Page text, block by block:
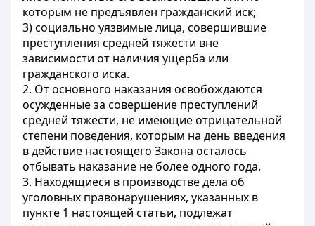
которым не предъявлен гражданский иск;
3) социально уязвимые лица, совершившие
преступления средней тяжести вне
зависимости от наличия ущерба или
гражданского иска.
2. От основного наказания освобождаются
осужденные за совершение преступлений
средней тяжести, не имеющие отрицательной
степени поведения, которым на день введения
в действие настоящего Закона осталось
отбывать наказание не более одного года.
3. Находящиеся в производстве дела об
уголовных правонарушениях, указанных в
пункте 1 настоящей статьи, подлежат